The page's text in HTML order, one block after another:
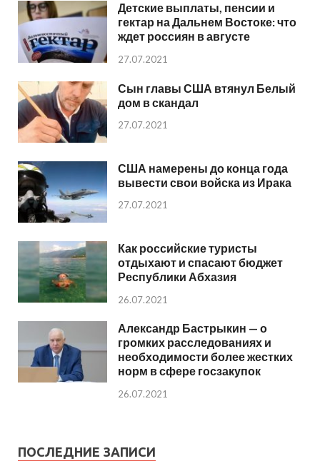
Детские выплаты, пенсии и
гектар на Дальнем Востоке: что
ждет россиян в августе
27.07.2021
Сын главы США втянул Белый
дом в скандал
27.07.2021
США намерены до конца года
вывести свои войска из Ирака
27.07.2021
Как российские туристы
отдыхают и спасают бюджет
Республики Абхазия
26.07.2021
Александр Бастрыкин — о
громких расследованиях и
необходимости более жестких
норм в сфере госзакупок
26.07.2021
ПОСЛЕДНИЕ ЗАПИСИ